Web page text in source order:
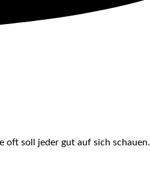
oft soll jeder gut auf sich schauen.